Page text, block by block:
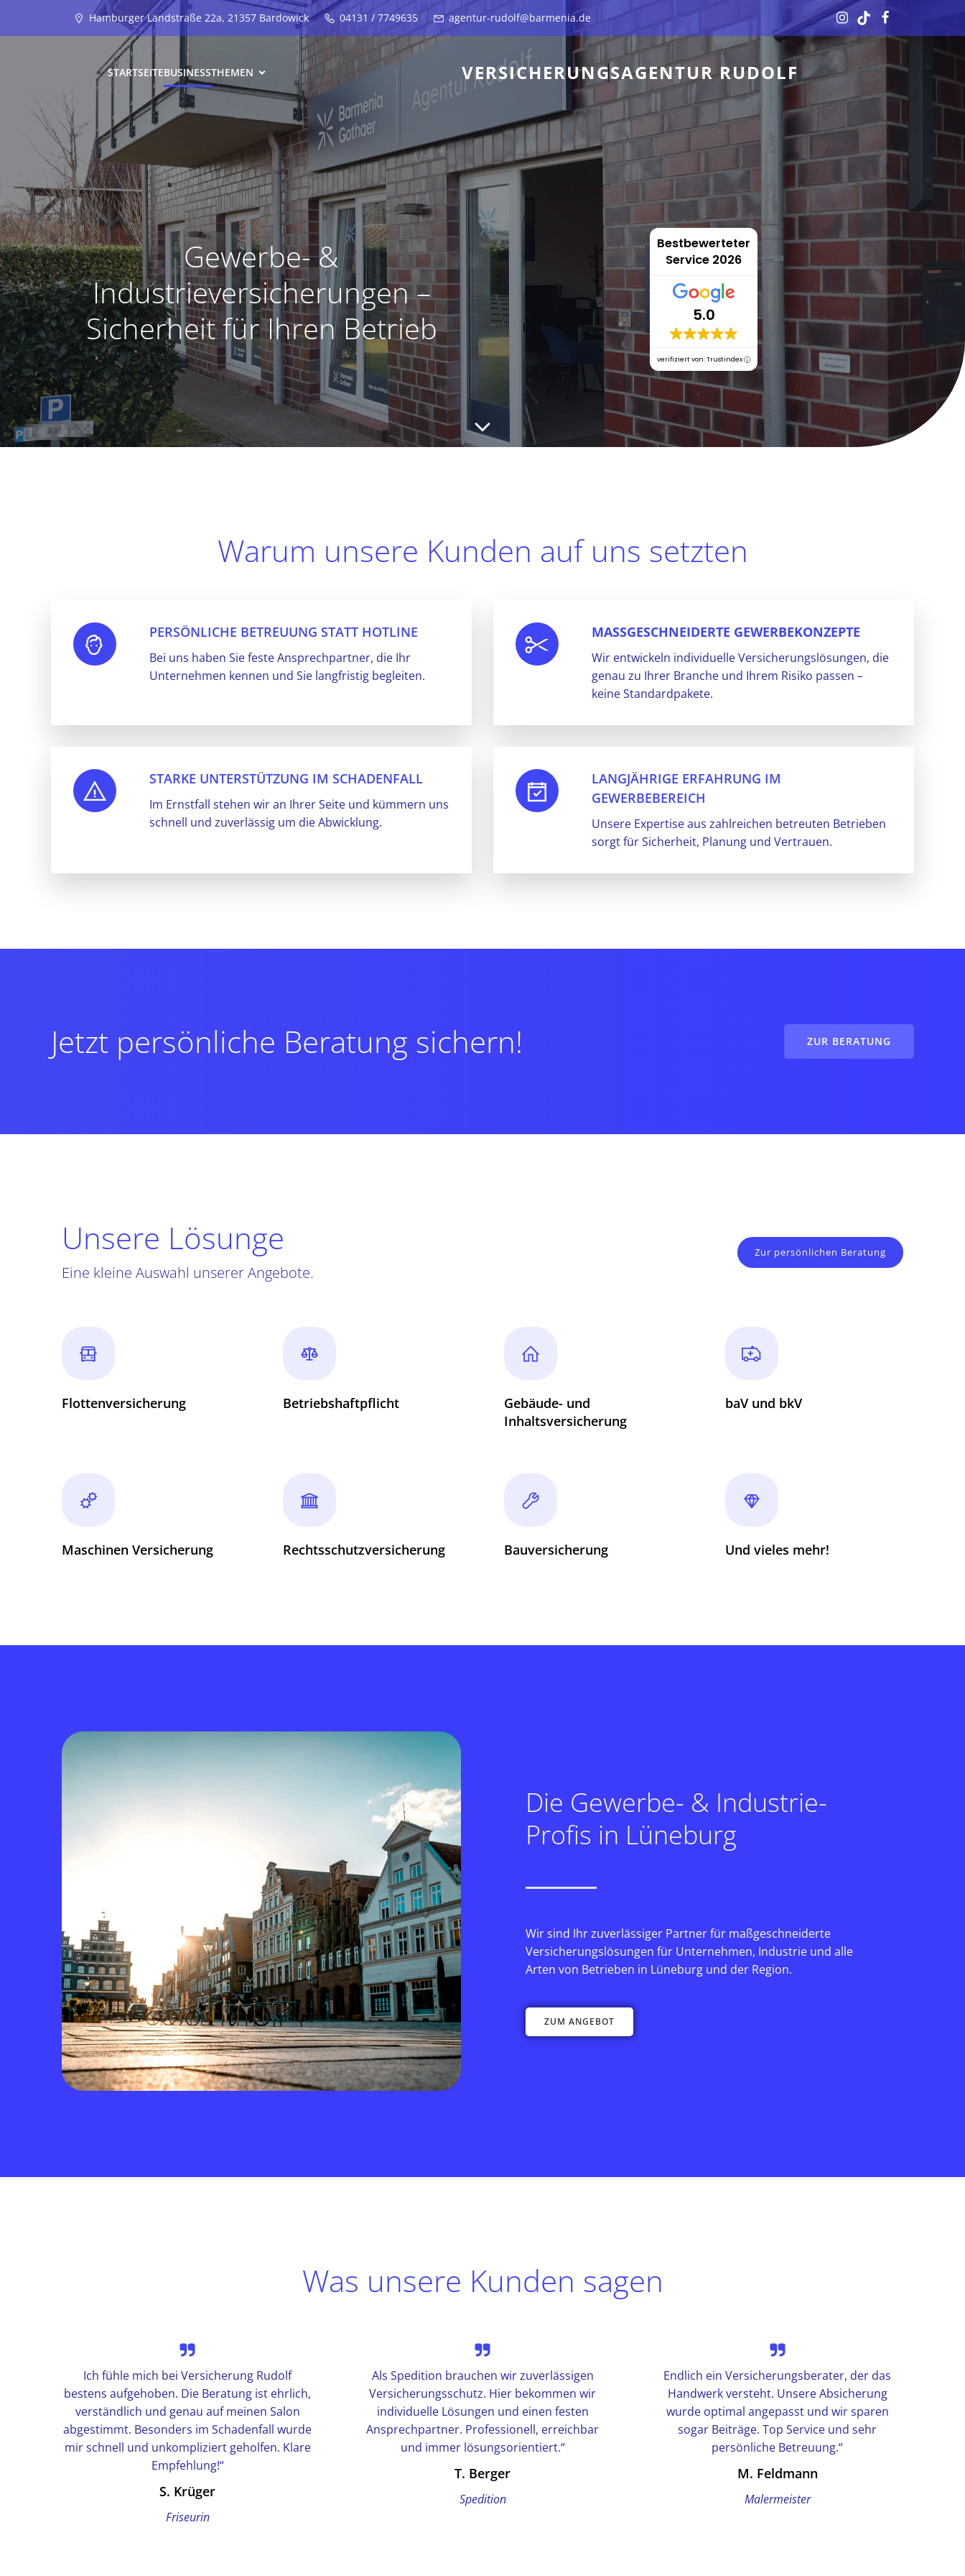
Hamburger Landstraße 22a, 21357 Bardowick 04131 / 7749635 agentur-rudolf@barmenia.de
STARTSEITEBUSINESSTHEMEN VERSICHERUNGSAGENTUR RUDOLF
Gewerbe- &
Industrieversicherungen –
Sicherheit für Ihren Betrieb
Bestbewerteter
Service 2026
5.0
verifiziert von: Trustindex
Warum unsere Kunden auf uns setzten
PERSÖNLICHE BETREUUNG STATT HOTLINE
Bei uns haben Sie feste Ansprechpartner, die Ihr
Unternehmen kennen und Sie langfristig begleiten.
MASSGESCHNEIDERTE GEWERBEKONZEPTE
Wir entwickeln individuelle Versicherungslösungen, die
genau zu Ihrer Branche und Ihrem Risiko passen –
keine Standardpakete.
STARKE UNTERSTÜTZUNG IM SCHADENFALL
Im Ernstfall stehen wir an Ihrer Seite und kümmern uns
schnell und zuverlässig um die Abwicklung.
LANGJÄHRIGE ERFAHRUNG IM
GEWERBEBEREICH
Unsere Expertise aus zahlreichen betreuten Betrieben
sorgt für Sicherheit, Planung und Vertrauen.
Jetzt persönliche Beratung sichern! ZUR BERATUNG
Unsere Lösunge
Eine kleine Auswahl unserer Angebote.
Zur persönlichen Beratung
Flottenversicherung Betriebshaftpflicht
Gebäude- und
Inhaltsversicherung
baV und bkV
Maschinen Versicherung Rechtsschutzversicherung Bauversicherung Und vieles mehr!
Die Gewerbe- & Industrie-
Profis in Lüneburg
Wir sind Ihr zuverlässiger Partner für maßgeschneiderte
Versicherungs­lösungen für Unternehmen, Industrie und alle
Arten von Betrieben in Lüneburg und der Region.
ZUM ANGEBOT
Was unsere Kunden sagen
Ich fühle mich bei Versicherung Rudolf
bestens aufgehoben. Die Beratung ist ehrlich,
verständlich und genau auf meinen Salon
abgestimmt. Besonders im Schadenfall wurde
mir schnell und unkompliziert geholfen. Klare
Empfehlung!“
S. Krüger
Friseurin
Als Spedition brauchen wir zuverlässigen
Versicherungsschutz. Hier bekommen wir
individuelle Lösungen und einen festen
Ansprechpartner. Professionell, erreichbar
und immer lösungsorientiert.“
T. Berger
Spedition
Endlich ein Versicherungsberater, der das
Handwerk versteht. Unsere Absicherung
wurde optimal angepasst und wir sparen
sogar Beiträge. Top Service und sehr
persönliche Betreuung.“
M. Feldmann
Malermeister